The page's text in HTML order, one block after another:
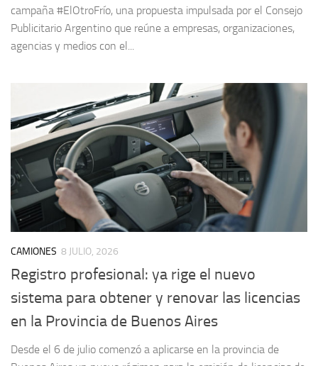
campaña #ElOtroFrío, una propuesta impulsada por el Consejo
Publicitario Argentino que reúne a empresas, organizaciones,
agencias y medios con el...
CAMIONES 8 JULIO, 2026
Registro profesional: ya rige el nuevo
sistema para obtener y renovar las licencias
en la Provincia de Buenos Aires
Desde el 6 de julio comenzó a aplicarse en la provincia de